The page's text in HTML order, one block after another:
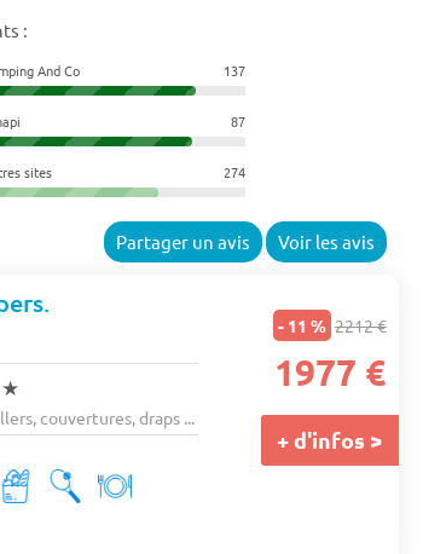
:
And Co 137
87
sites 274
Partager un avis Voir les avis
couvertures, draps ...
- 11 % 2212 €
1977 €
+ d'infos >